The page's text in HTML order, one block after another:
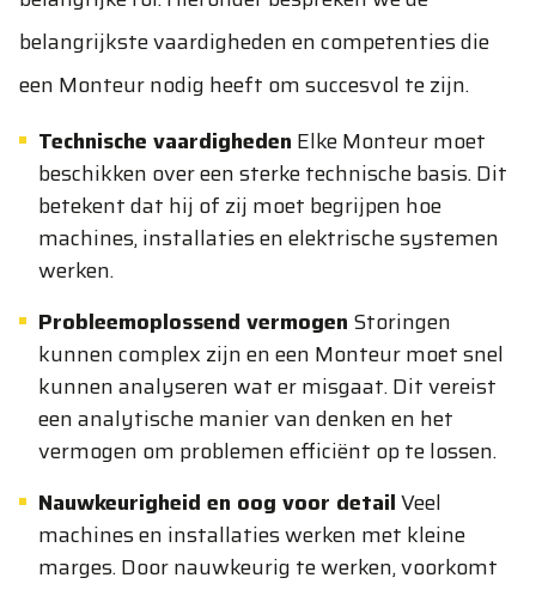
belangrijkste vaardigheden en competenties die
een Monteur nodig heeft om succesvol te zijn.
Technische vaardigheden Elke Monteur moet
beschikken over een sterke technische basis. Dit
betekent dat hij of zij moet begrijpen hoe
machines, installaties en elektrische systemen
werken.
Probleemoplossend vermogen Storingen
kunnen complex zijn en een Monteur moet snel
kunnen analyseren wat er misgaat. Dit vereist
een analytische manier van denken en het
vermogen om problemen efficiënt op te lossen.
Nauwkeurigheid en oog voor detailVeel
machines en installaties werken met kleine
marges. Door nauwkeurig te werken, voorkomt